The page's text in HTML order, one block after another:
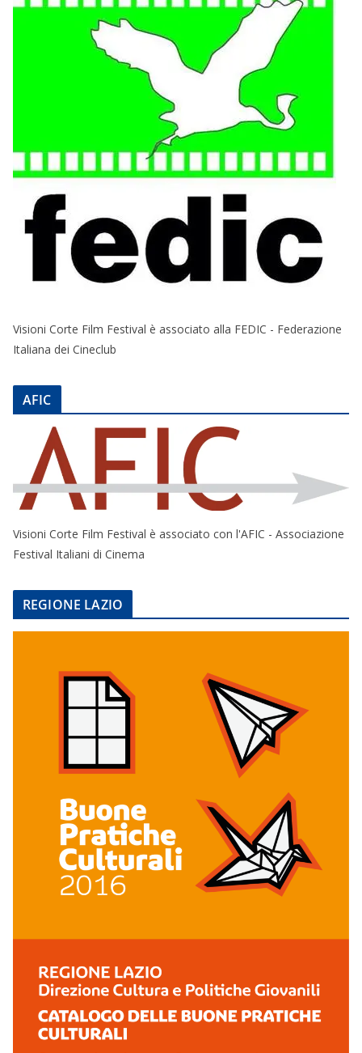
Visioni Corte Film Festival è associato alla FEDIC - Federazione
Italiana dei Cineclub
AFIC
Visioni Corte Film Festival è associato con l'AFIC - Associazione
Festival Italiani di Cinema
REGIONE LAZIO